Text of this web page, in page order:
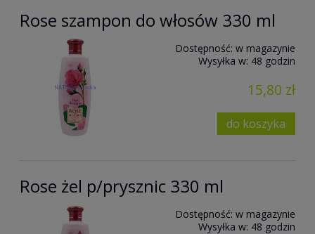
Rose szampon do włosów 330 ml
Dostępność: w magazynie
Wysyłka w: 48 godzin
15,80 zł
do koszyka
Rose żel p/prysznic 330 ml
Dostępność: w magazynie
Wysyłka w: 48 godzin